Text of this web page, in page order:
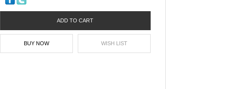
ADD TO CART
BUY NOW WISH LIST